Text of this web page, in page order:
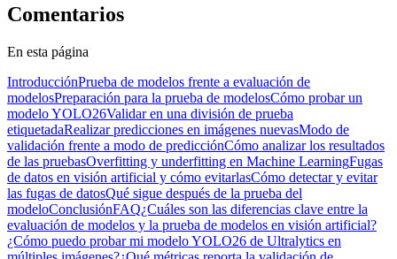
Comentarios
En esta página
IntroducciónPrueba de modelos frente a evaluación de
modelosPreparación para la prueba de modelosCómo probar un
modelo YOLO26Validar en una división de prueba
etiquetadaRealizar predicciones en imágenes nuevasModo de
validación frente a modo de predicciónCómo analizar los resultados
de las pruebasOverfitting y underfitting en Machine LearningFugas
de datos en visión artificial y cómo evitarlasCómo detectar y evitar
las fugas de datosQué sigue después de la prueba del
modeloConclusiónFAQ¿Cuáles son las diferencias clave entre la
evaluación de modelos y la prueba de modelos en visión artificial?
¿Cómo puedo probar mi modelo YOLO26 de Ultralytics en